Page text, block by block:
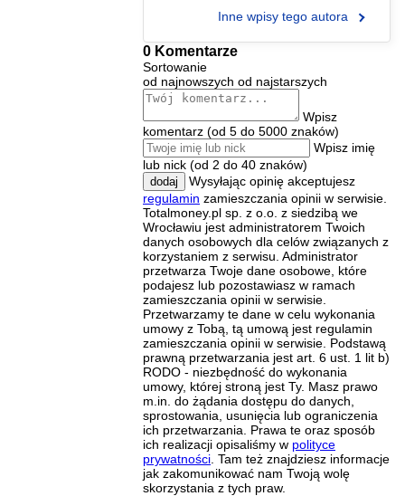
Inne wpisy tego autora
0 Komentarze
Sortowanie
od najnowszych od najstarszych
Wpisz
komentarz (od 5 do 5000 znaków)
Wpisz imię
lub nick (od 2 do 40 znaków)
dodaj
Wysyłając opinię akceptujesz
regulamin zamieszczania opinii w serwisie.
Totalmoney.pl sp. z o.o. z siedzibą we
Wrocławiu jest administratorem Twoich
danych osobowych dla celów związanych z
korzystaniem z serwisu. Administrator
przetwarza Twoje dane osobowe, które
podajesz lub pozostawiasz w ramach
zamieszczania opinii w serwisie.
Przetwarzamy te dane w celu wykonania
umowy z Tobą, tą umową jest regulamin
zamieszczania opinii w serwisie. Podstawą
prawną przetwarzania jest art. 6 ust. 1 lit b)
RODO - niezbędność do wykonania
umowy, której stroną jest Ty. Masz prawo
m.in. do żądania dostępu do danych,
sprostowania, usunięcia lub ograniczenia
ich przetwarzania. Prawa te oraz sposób
ich realizacji opisaliśmy w polityce
prywatności . Tam też znajdziesz informacje
jak zakomunikować nam Twoją wolę
skorzystania z tych praw.